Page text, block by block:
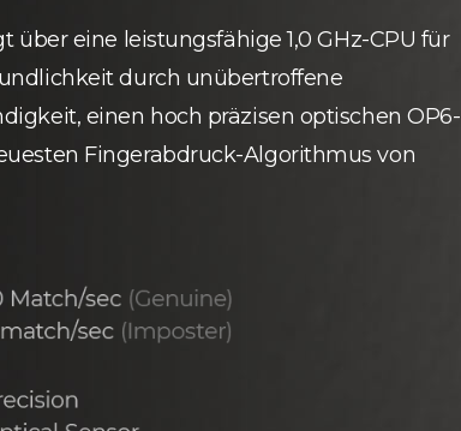
über eine leistungsfähige 1,0 GHz-CPU für
durch unübertroffene
einen hoch präzisen optischen OP6-
Fingerabdruck-Algorithmus von